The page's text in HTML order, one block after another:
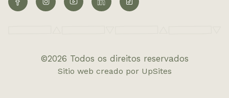
©2026 Todos os direitos reservados
Sitio web creado por UpSites